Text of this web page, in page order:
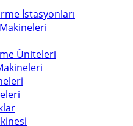
İstasyonları
Üniteleri